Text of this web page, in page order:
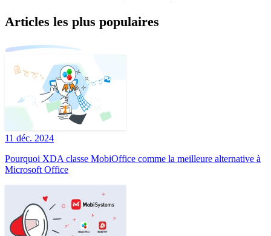
Articles les plus populaires
11 déc. 2024
Pourquoi XDA classe MobiOffice comme la meilleure alternative à
Microsoft Office